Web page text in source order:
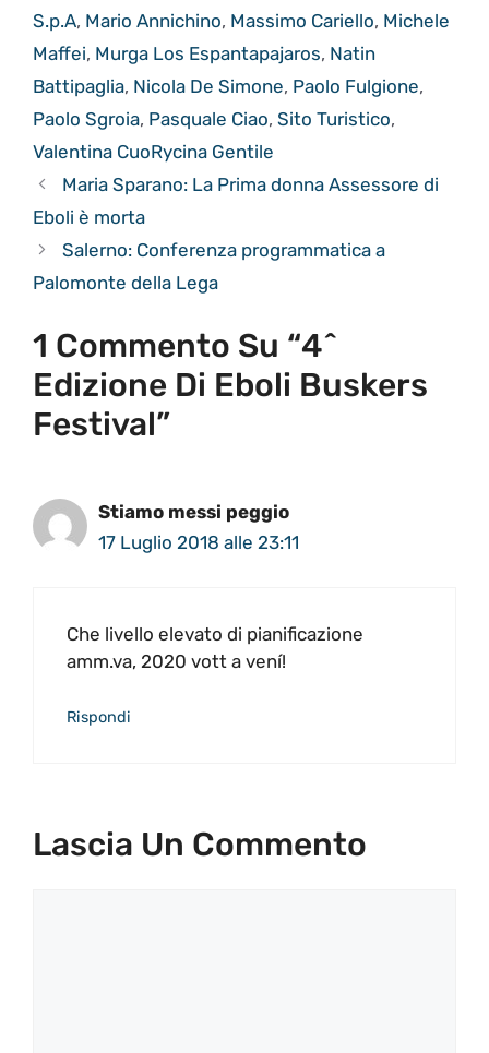
S.p.A, Mario Annichino, Massimo Cariello, Michele
Maffei, Murga Los Espantapajaros, Natin
Battipaglia, Nicola De Simone, Paolo Fulgione,
Paolo Sgroia, Pasquale Ciao, Sito Turistico,
Valentina CuoRycina Gentile
Maria Sparano: La Prima donna Assessore di
Eboli è morta
Salerno: Conferenza programmatica a
Palomonte della Lega
1 Commento Su “4^
Edizione Di Eboli Buskers
Festival”
Stiamo messi peggio
17 Luglio 2018 alle 23:11
Che livello elevato di pianificazione
amm.va, 2020 vott a vení!
Rispondi
Lascia Un Commento